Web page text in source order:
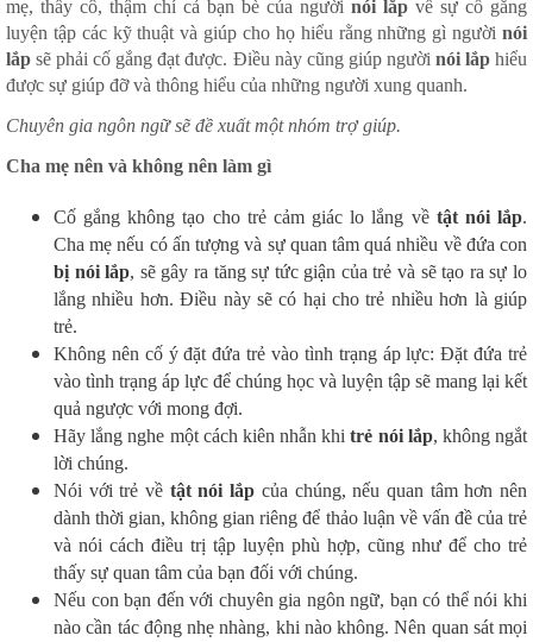
mẹ, thầy cô, thậm chí cả bạn bè của người nói lắp về sự cố gắng
luyện tập các kỹ thuật và giúp cho họ hiểu rằng những gì người nói
lắp sẽ phải cố gắng đạt được. Điều này cũng giúp người nói lắphiểu
được sự giúp đỡ và thông hiểu của những người xung quanh.
Chuyên gia ngôn ngữ sẽ đề xuất một nhóm trợ giúp.
Cha mẹ nên và không nên làm gì
Cố gắng không tạo cho trẻ cảm giác lo lắng về tật nói lắp.
Cha mẹ nếu có ấn tượng và sự quan tâm quá nhiều về đứa con
bị nói lắp, sẽ gây ra tăng sự tức giận của trẻ và sẽ tạo ra sự lo
lắng nhiều hơn. Điều này sẽ có hại cho trẻ nhiều hơn là giúp
trẻ.
Không nên cố ý đặt đứa trẻ vào tình trạng áp lực: Đặt đứa trẻ
vào tình trạng áp lực để chúng học và luyện tập sẽ mang lại kết
quả ngược với mong đợi.
Hãy lắng nghe một cách kiên nhẫn khitrẻ nói lắp, không ngắt
lời chúng.
Nói với trẻ về tật nói lắp của chúng, nếu quan tâm hơn nên
dành thời gian, không gian riêng để thảo luận về vấn đề của trẻ
và nói cách điều trị tập luyện phù hợp, cũng như để cho trẻ
thấy sự quan tâm của bạn đối với chúng.
Nếu con bạn đến với chuyên gia ngôn ngữ, bạn có thể nói khi
nào cần tác động nhẹ nhàng, khi nào không. Nên quan sát mọi